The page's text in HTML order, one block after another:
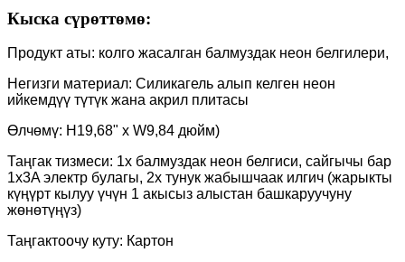
Кыска сүрөттөмө:
Продукт аты: колго жасалган балмуздак неон белгилери,
Негизги материал: Силикагель алып келген неон
ийкемдүү түтүк жана акрил плитасы
Өлчөмү: H19,68" x W9,84 дюйм)
Таңгак тизмеси: 1x балмуздак неон белгиси, сайгычы бар
1x3A электр булагы, 2x тунук жабышчаак илгич (жарыкты
күңүрт кылуу үчүн 1 акысыз алыстан башкаруучуну
жөнөтүңүз)
Таңгактоочу куту: Картон